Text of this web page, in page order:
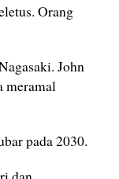
Orang
John
meramal
pada 2030.